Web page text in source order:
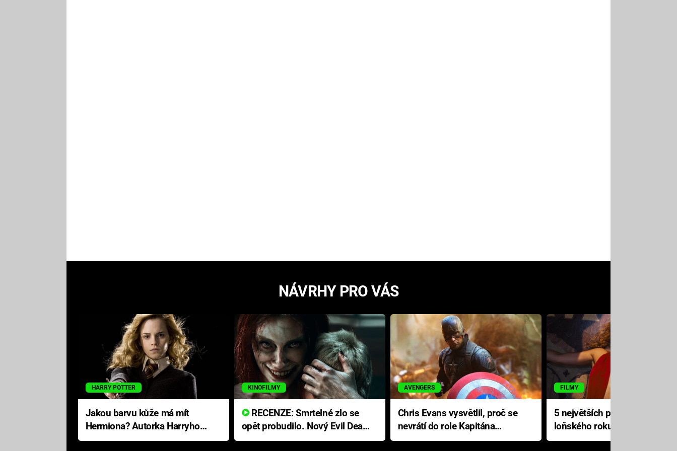
NÁVRHY PRO VÁS
HARRY POTTER
Jakou barvu kůže má mít
Hermiona? Autorka Harryho
Pottera přišla s ráznou
KINOFILMY
RECENZE: Smrtelné zlo se
opět probudilo. Nový Evil Dead
přichází s neodolatelnou
AVENGERS
Chris Evans vysvětlil, proč se
nevrátí do role Kapitána
Ameriky
FILMY
5 největších propadáků
loňského roku: Disney na
jediné katastrofě prodělal 200